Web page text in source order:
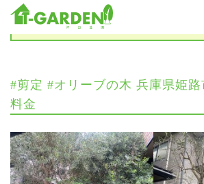
施工実績
#剪定 #オリーブの木 兵庫県姫路
料金